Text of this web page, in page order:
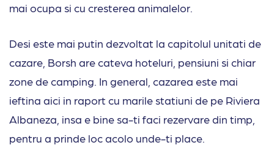
mai ocupa si cu cresterea animalelor.
Desi este mai putin dezvoltat la capitolul unitati de
cazare, Borsh are cateva hoteluri, pensiuni si chiar
zone de camping. In general, cazarea este mai
ieftina aici in raport cu marile statiuni de pe Riviera
Albaneza, insa e bine sa-ti faci rezervare din timp,
pentru a prinde loc acolo unde-ti place.